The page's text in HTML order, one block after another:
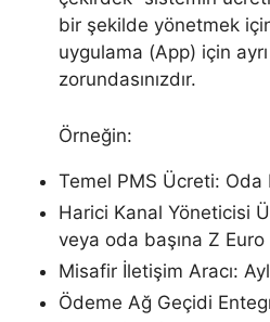
bir şekilde yönetmek
uygulama (App) için
zorundasınızdır.
Örneğin:
Temel PMS Ücreti: Oda
Harici Kanal Yöneticisi
veya oda başına Z Euro
Misafir İletişim Aracı:
Ödeme Ağ Geçidi